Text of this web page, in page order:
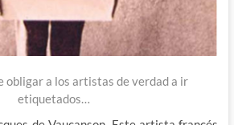
obligar a los artistas de verdad a ir
etiquetados…